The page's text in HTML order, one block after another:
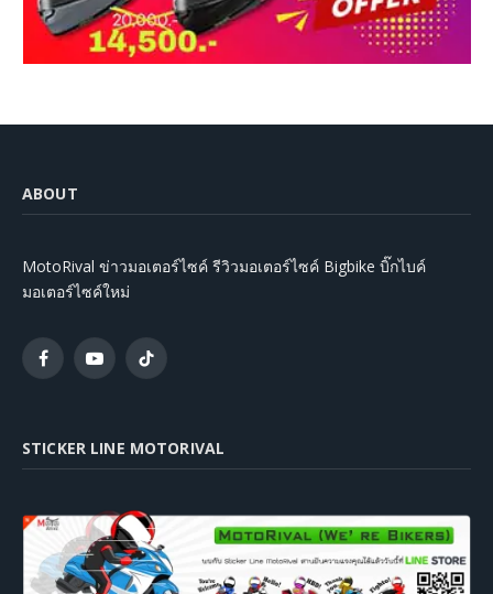
ABOUT
MotoRival ข่าวมอเตอร์ไซค์ รีวิวมอเตอร์ไซค์ Bigbike บิ๊กไบค์
มอเตอร์ไซค์ใหม่
FacebookYouTubeTikTok
STICKER LINE MOTORIVAL